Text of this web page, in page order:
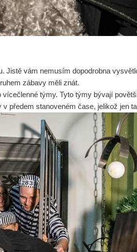
Jistě vám nemusím dopodrobna
zábavy měli znát.
týmy. Tyto týmy bývají
předem stanoveném čase, jelikož jen